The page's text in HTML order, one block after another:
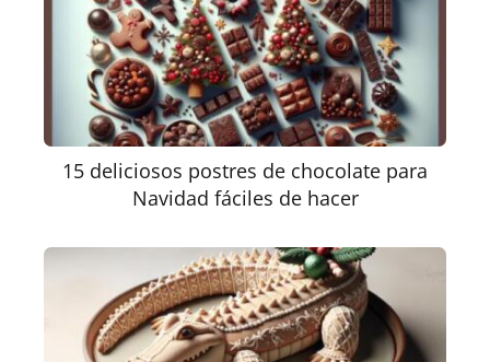
15 deliciosos postres de chocolate para
Navidad fáciles de hacer